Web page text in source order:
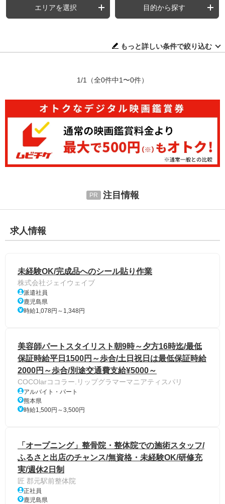
エリアを選択 目的から探す
もっと詳しい条件で絞り込む
1/1 （全0件中1〜0件）
注目情報
求人情報
未経験OK/完成品へのシール貼り作業
株式会社ジェイウェイブ
派遣社員
鹿児島県
時給1,078円～1,348円
美容師パートスタイリスト朝9時～夕方16時迄/最低
保証時給平日1500円～歩合/土日祝日は最低保証時給
2000円～歩合/別途交通費支給¥5000～
COCOlarココラー.リップグラマーマニアティスパリ
アルバイト・パート
熊本県
時給1,500円～3,500円
「オープニング」整骨院・整体院での施術スタッフ/
ふるさと出店のチャンス/無資格・未経験OK/研修充
実/週休2日制
匠 郡元駅前整体院
正社員
鹿児島県